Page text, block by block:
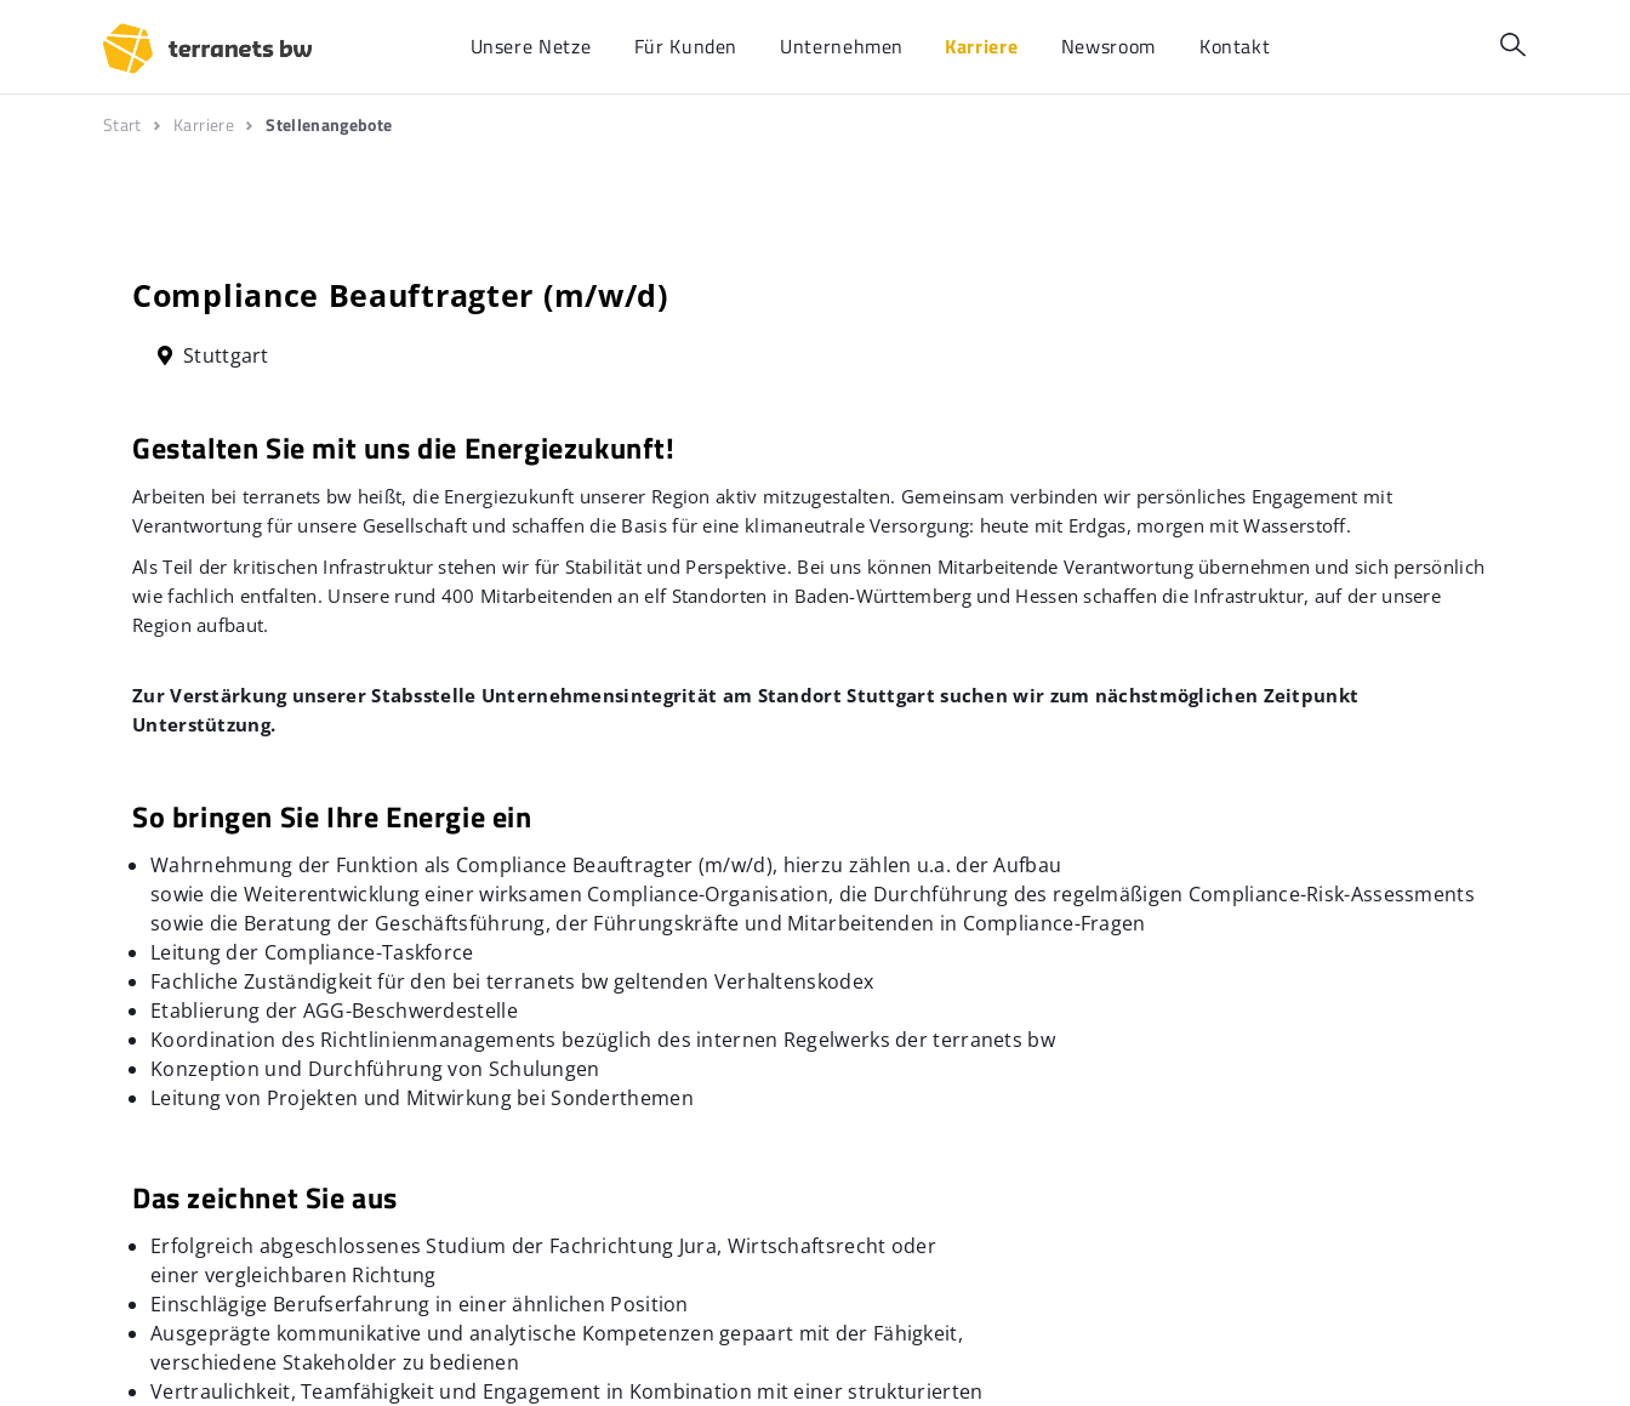
Unsere Netze Für Kunden Unternehmen Karriere Newsroom Kontakt
Start Karriere Stellenangebote
Compliance Beauftragter (m/w/d)
Stuttgart
Gestalten Sie mit uns die Energiezukunft!
Arbeiten bei terranets bw heißt, die Energiezukunft unserer Region aktiv mitzugestalten. Gemeinsam verbinden wir persönliches Engagement mit
Verantwortung für unsere Gesellschaft und schaffen die Basis für eine klimaneutrale Versorgung: heute mit Erdgas, morgen mit Wasserstoff.
Als Teil der kritischen Infrastruktur stehen wir für Stabilität und Perspektive. Bei uns können Mitarbeitende Verantwortung übernehmen und sich persönlich
wie fachlich entfalten. Unsere rund 400 Mitarbeitenden an elf Standorten in Baden-Württemberg und Hessen schaffen die Infrastruktur, auf der unsere
Region aufbaut.
Zur Verstärkung unserer Stabsstelle Unternehmensintegrität am Standort Stuttgart suchen wir zum nächstmöglichen Zeitpunkt
Unterstützung.
So bringen Sie Ihre Energie ein
Wahrnehmung der Funktion als Compliance Beauftragter (m/w/d), hierzu zählen u.a. der Aufbau
sowie die Weiterentwicklung einer wirksamen Compliance-Organisation, die Durchführung des regelmäßigen Compliance-Risk-Assessments
sowie die Beratung der Geschäftsführung, der Führungskräfte und Mitarbeitenden in Compliance-Fragen
Leitung der Compliance-Taskforce
Fachliche Zuständigkeit für den bei terranets bw geltenden Verhaltenskodex
Etablierung der AGG-Beschwerdestelle
Koordination des Richtlinienmanagements bezüglich des internen Regelwerks der terranets bw
Konzeption und Durchführung von Schulungen
Leitung von Projekten und Mitwirkung bei Sonderthemen
Das zeichnet Sie aus
Erfolgreich abgeschlossenes Studium der Fachrichtung Jura, Wirtschaftsrecht oder
einer vergleichbaren Richtung
Einschlägige Berufserfahrung in einer ähnlichen Position
Ausgeprägte kommunikative und analytische Kompetenzen gepaart mit der Fähigkeit,
verschiedene Stakeholder zu bedienen
Vertraulichkeit, Teamfähigkeit und Engagement in Kombination mit einer strukturierten